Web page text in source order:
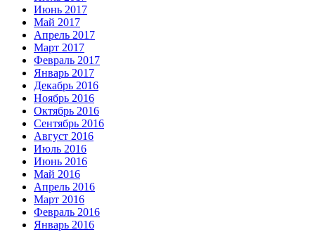
Июнь 2017
Май 2017
Апрель 2017
Март 2017
Февраль 2017
Январь 2017
Декабрь 2016
Ноябрь 2016
Октябрь 2016
Сентябрь 2016
Август 2016
Июль 2016
Июнь 2016
Май 2016
Апрель 2016
Март 2016
Февраль 2016
Январь 2016